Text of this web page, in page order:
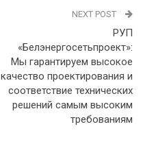
NEXT POST
РУП
«Белэнергосетьпроект»:
Мы гарантируем высокое
качество проектирования и
соответствие технических
решений самым высоким
требованиям